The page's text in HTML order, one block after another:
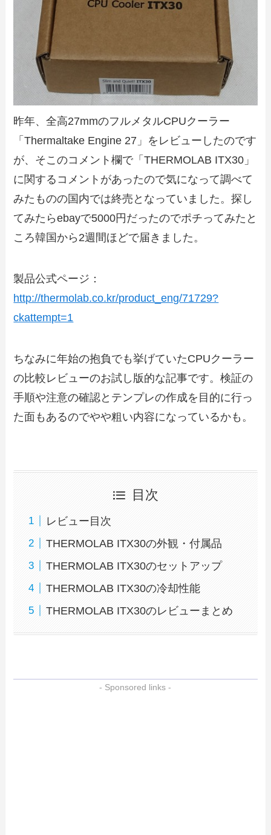
昨年、全高27mmのフルメタルCPUクーラー
「Thermaltake Engine 27」をレビューしたのです
が、そこのコメント欄で「THERMOLAB ITX30」
に関するコメントがあったので気になって調べて
みたものの国内では終売となっていました。探し
てみたらebayで5000円だったのでポチってみたと
ころ韓国から2週間ほどで届きました。
製品公式ページ：
http://thermolab.co.kr/product_eng/71729?
ckattempt=1
ちなみに年始の抱負でも挙げていたCPUクーラー
の比較レビューのお試し版的な記事です。検証の
手順や注意の確認とテンプレの作成を目的に行っ
た面もあるのでやや粗い内容になっているかも。
目次
レビュー目次
THERMOLAB ITX30の外観・付属品
THERMOLAB ITX30のセットアップ
THERMOLAB ITX30の冷却性能
THERMOLAB ITX30のレビューまとめ
- Sponsored links -